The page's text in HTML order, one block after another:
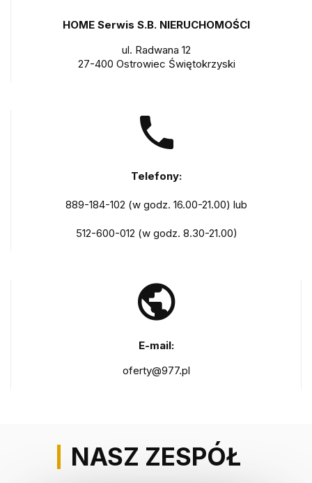
HOME Serwis S.B. NIERUCHOMOŚCI
ul. Radwana 12
27-400 Ostrowiec Świętokrzyski
Telefony:
889-184-102 (w godz. 16.00-21.00) lub
512-600-012 (w godz. 8.30-21.00)
E-mail:
oferty@977.pl
NASZ ZESPÓŁ